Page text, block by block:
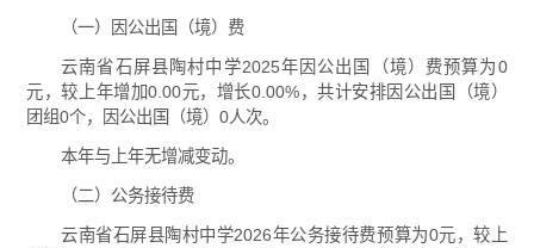
（一）因公出国（境）费
云南省石屏县陶村中学2025年因公出国（境）费预算为0
元，较上年增加0.00元，增长0.00%，共计安排因公出国（境）
团组0个，因公出国（境）0人次。
本年与上年无增减变动。
（二）公务接待费
云南省石屏县陶村中学2026年公务接待费预算为0元，较上